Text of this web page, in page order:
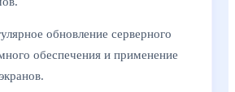
обновление серверного
обеспечения и применение